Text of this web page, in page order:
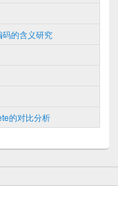
的含义研究
的对比分析